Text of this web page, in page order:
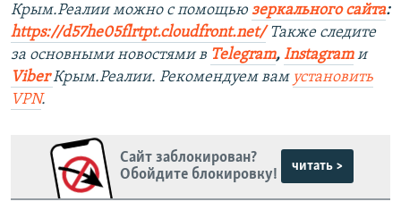
Крым.Реалии можно с помощью зеркального сайта:
https://d57he05flrtpt.cloudfront.net/ Также следите
за основными новостями в Telegram, Instagramи
ViberКрым.Реалии. Рекомендуем вам установить
VPN.
Сайт заблокирован?
Обойдите блокировку!
читать >